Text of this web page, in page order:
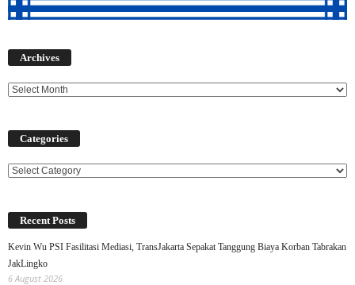
Archives
Categories
Categories
Recent Posts
Kevin Wu PSI Fasilitasi Mediasi, TransJakarta Sepakat Tanggung Biaya Korban Tabrakan
JakLingko
6 August 2026